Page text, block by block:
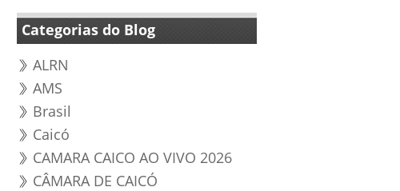
Categorias do Blog
ALRN
AMS
Brasil
Caicó
CAMARA CAICO AO VIVO 2026
CÂMARA DE CAICÓ